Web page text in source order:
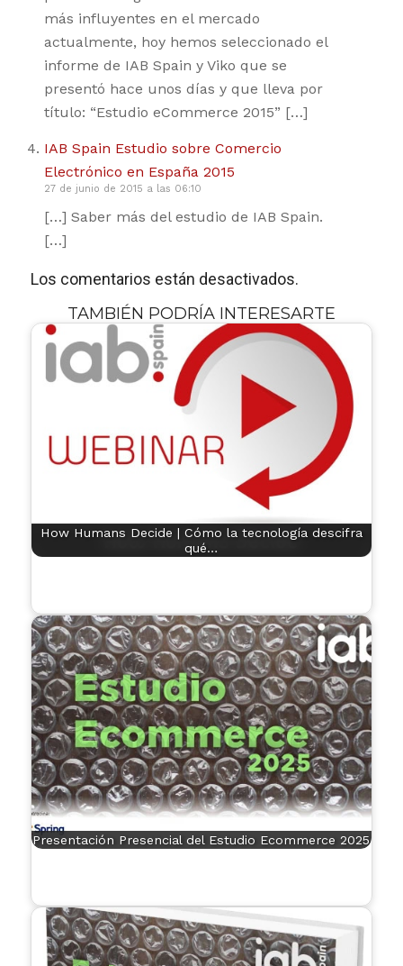
más influyentes en el mercado
actualmente, hoy hemos seleccionado el
informe de IAB Spain y Viko que se
presentó hace unos días y que lleva por
título: “Estudio eCommerce 2015” […]
IAB Spain Estudio sobre Comercio
Electrónico en España 2015
27 de junio de 2015 a las 06:10
[…] Saber más del estudio de IAB Spain.
[…]
Los comentarios están desactivados.
TAMBIÉN PODRÍA INTERESARTE
How Humans Decide | Cómo la tecnología descifra
qué…
Presentación Presencial del Estudio Ecommerce 2025